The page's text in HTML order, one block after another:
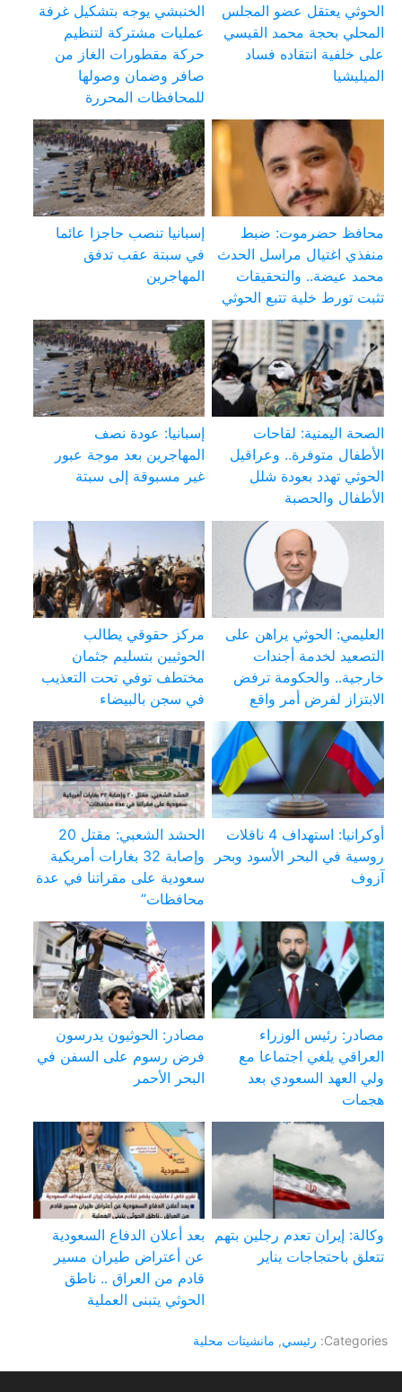
الحوثي يعتقل عضو المجلس
المحلي بحجة محمد القيسي
على خلفية انتقاده فساد
الميليشيا
الخنبشي يوجه بتشكيل غرفة
عمليات مشتركة لتنظيم
حركة مقطورات الغاز من
صافر وضمان وصولها
للمحافظات المحررة
محافظ حضرموت: ضبط
منفذي اغتيال مراسل الحدث
محمد عيضة.. والتحقيقات
تثبت تورط خلية تتبع الحوثي
إسبانيا تنصب حاجزا عائما
في سبتة عقب تدفق
المهاجرين
الصحة اليمنية: لقاحات
الأطفال متوفرة.. وعراقيل
الحوثي تهدد بعودة شلل
الأطفال والحصبة
إسبانيا: عودة نصف
المهاجرين بعد موجة عبور
غير مسبوقة إلى سبتة
العليمي: الحوثي يراهن على
التصعيد لخدمة أجندات
خارجية.. والحكومة ترفض
الابتزاز لفرض أمر واقع
مركز حقوقي يطالب
الحوثيين بتسليم جثمان
مختطف توفي تحت التعذيب
في سجن بالبيضاء
أوكرانيا: استهداف 4 ناقلات
روسية في البحر الأسود وبحر
آزوف
الحشد الشعبي: مقتل 20
وإصابة 32 بغارات أمريكية
سعودية على مقراتنا في عدة
محافظات”
مصادر: رئيس الوزراء
العراقي يلغي اجتماعا مع
ولي العهد السعودي بعد
هجمات
مصادر: الحوثيون يدرسون
فرض رسوم على السفن في
البحر الأحمر
وكالة: إيران تعدم رجلين بتهم
تتعلق باحتجاجات يناير
بعد أعلان الدفاع السعودية
عن أعتراض طيران مسير
قادم من العراق .. ناطق
الحوثي يتبنى العملية
Categories: رئيسي, مانشيتات محلية